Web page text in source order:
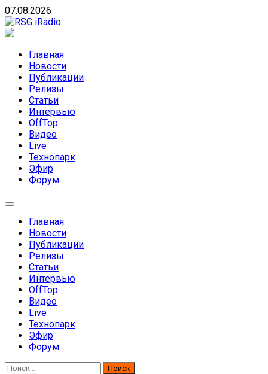
Skip
to
content
07.08.2026
направлений без возрастных ограничений
Главная
Новости
Публикации
Релизы
Статьи
Интервью
OffTop
Видео
Live
Технопарк
Эфир
Форум
Главная
Новости
Публикации
Релизы
Статьи
Интервью
OffTop
Видео
Live
Технопарк
Эфир
Форум
Найти: